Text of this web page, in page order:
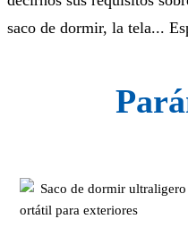
saco de dormir, la tela...